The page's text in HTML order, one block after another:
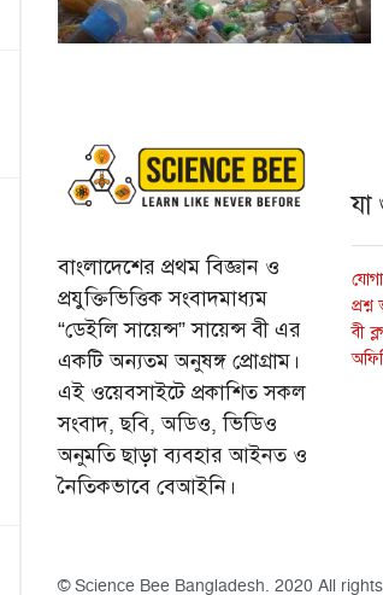
বাংলাদেশের প্রথম বিজ্ঞান ও
প্রযুক্তিভিত্তিক সংবাদমাধ্যম
“ডেইলি সায়েন্স” সায়েন্স বী এর
একটি অন্যতম অনুষঙ্গ প্রোগ্রাম।
এই ওয়েবসাইটে প্রকাশিত সকল
সংবাদ, ছবি, অডিও, ভিডিও
অনুমতি ছাড়া ব্যবহার আইনত ও
নৈতিকভাবে বেআইনি।
যা
প্রশ্ন
বী
© Science Bee Bangladesh. 2020 All